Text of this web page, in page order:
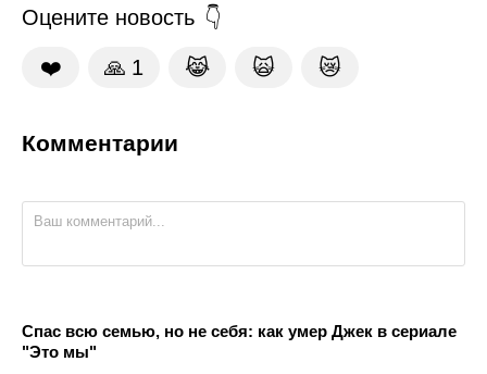
Оцените новость
❤️ 🙏 1 😹 🙀 😿
Комментарии
Спас всю семью, но не себя: как умер Джек в сериале
"Это мы"